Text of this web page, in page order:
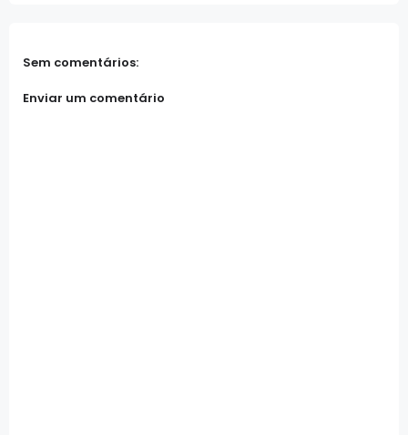
Sem comentários:
Enviar um comentário